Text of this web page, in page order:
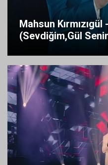
Mahsun
(Sevdiğim,Gül